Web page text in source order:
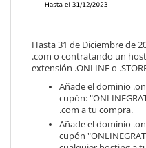
Hasta 31 de Diciembre de
.com o contratando un
extensión .ONLINE o
Añade el dominio
cupón:
.com a tu compra.
Añade el dominio
cupón